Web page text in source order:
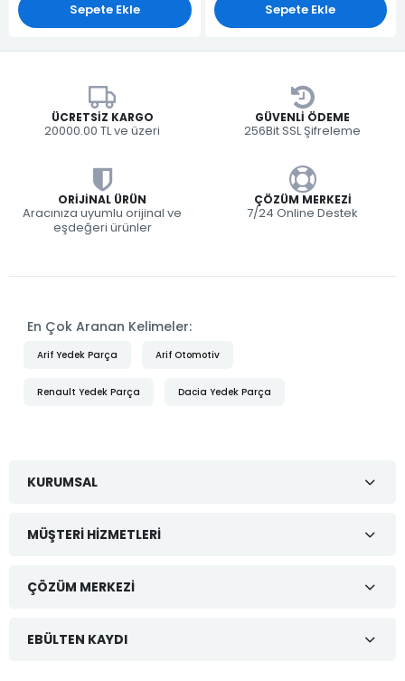
Sepete Ekle Sepete Ekle
ÜCRETSIZ KARGO
20000.00 TL ve üzeri
GÜVENLI ÖDEME
256Bit SSL Şifreleme
ORIJINAL ÜRÜN
Aracınıza uyumlu orijinal ve
eşdeğeri ürünler
ÇÖZÜM MERKEZI
7/24 Online Destek
En Çok Aranan Kelimeler:
Arif Yedek Parça Arif Otomotiv
Renault Yedek Parça Dacia Yedek Parça
KURUMSAL
MÜŞTERI HIZMETLERI
ÇÖZÜM MERKEZI
EBÜLTEN KAYDI